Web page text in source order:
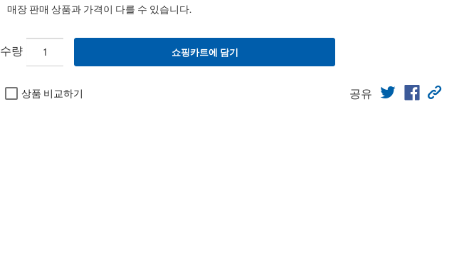
매장 판매 상품과 가격이 다를 수 있습니다.
수량 쇼핑카트에 담기
상품 비교하기 공유